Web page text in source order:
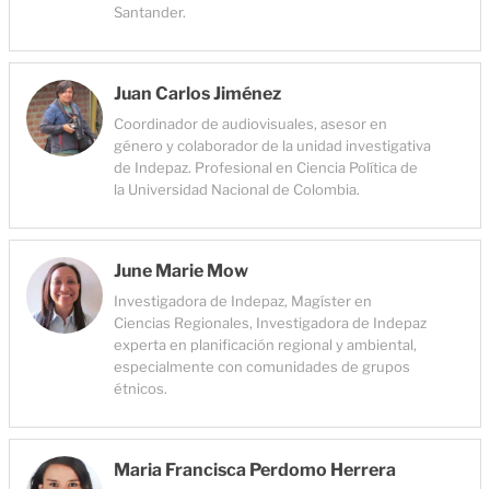
Santander.
Juan Carlos Jiménez
Coordinador de audiovisuales, asesor en
género y colaborador de la unidad investigativa
de Indepaz. Profesional en Ciencia Política de
la Universidad Nacional de Colombia.
June Marie Mow
Investigadora de Indepaz, Magíster en
Ciencias Regionales, Investigadora de Indepaz
experta en planificación regional y ambiental,
especialmente con comunidades de grupos
étnicos.
Maria Francisca Perdomo Herrera